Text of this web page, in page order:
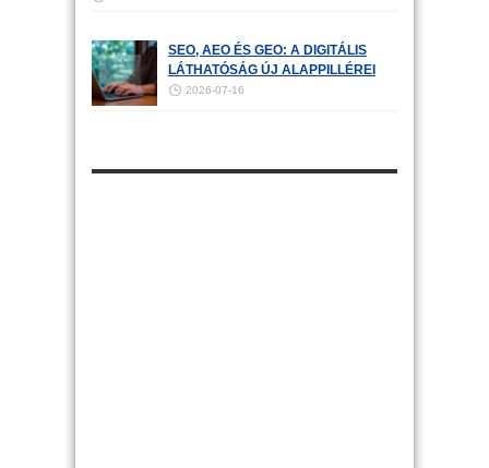
SEO, AEO ÉS GEO: A DIGITÁLIS
LÁTHATÓSÁG ÚJ ALAPPILLÉREI
2026-07-16